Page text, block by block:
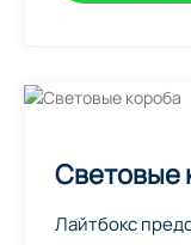
Световые
Лайтбокс